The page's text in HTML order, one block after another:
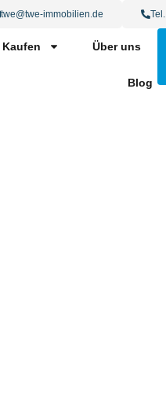
twe@twe-immobilien.de
Kaufen Über uns
Blog